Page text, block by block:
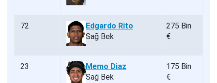
72
Edgardo Rito
Sağ Bek
275 Bin
€
23
Memo Diaz
Sağ Bek
175 Bin
€